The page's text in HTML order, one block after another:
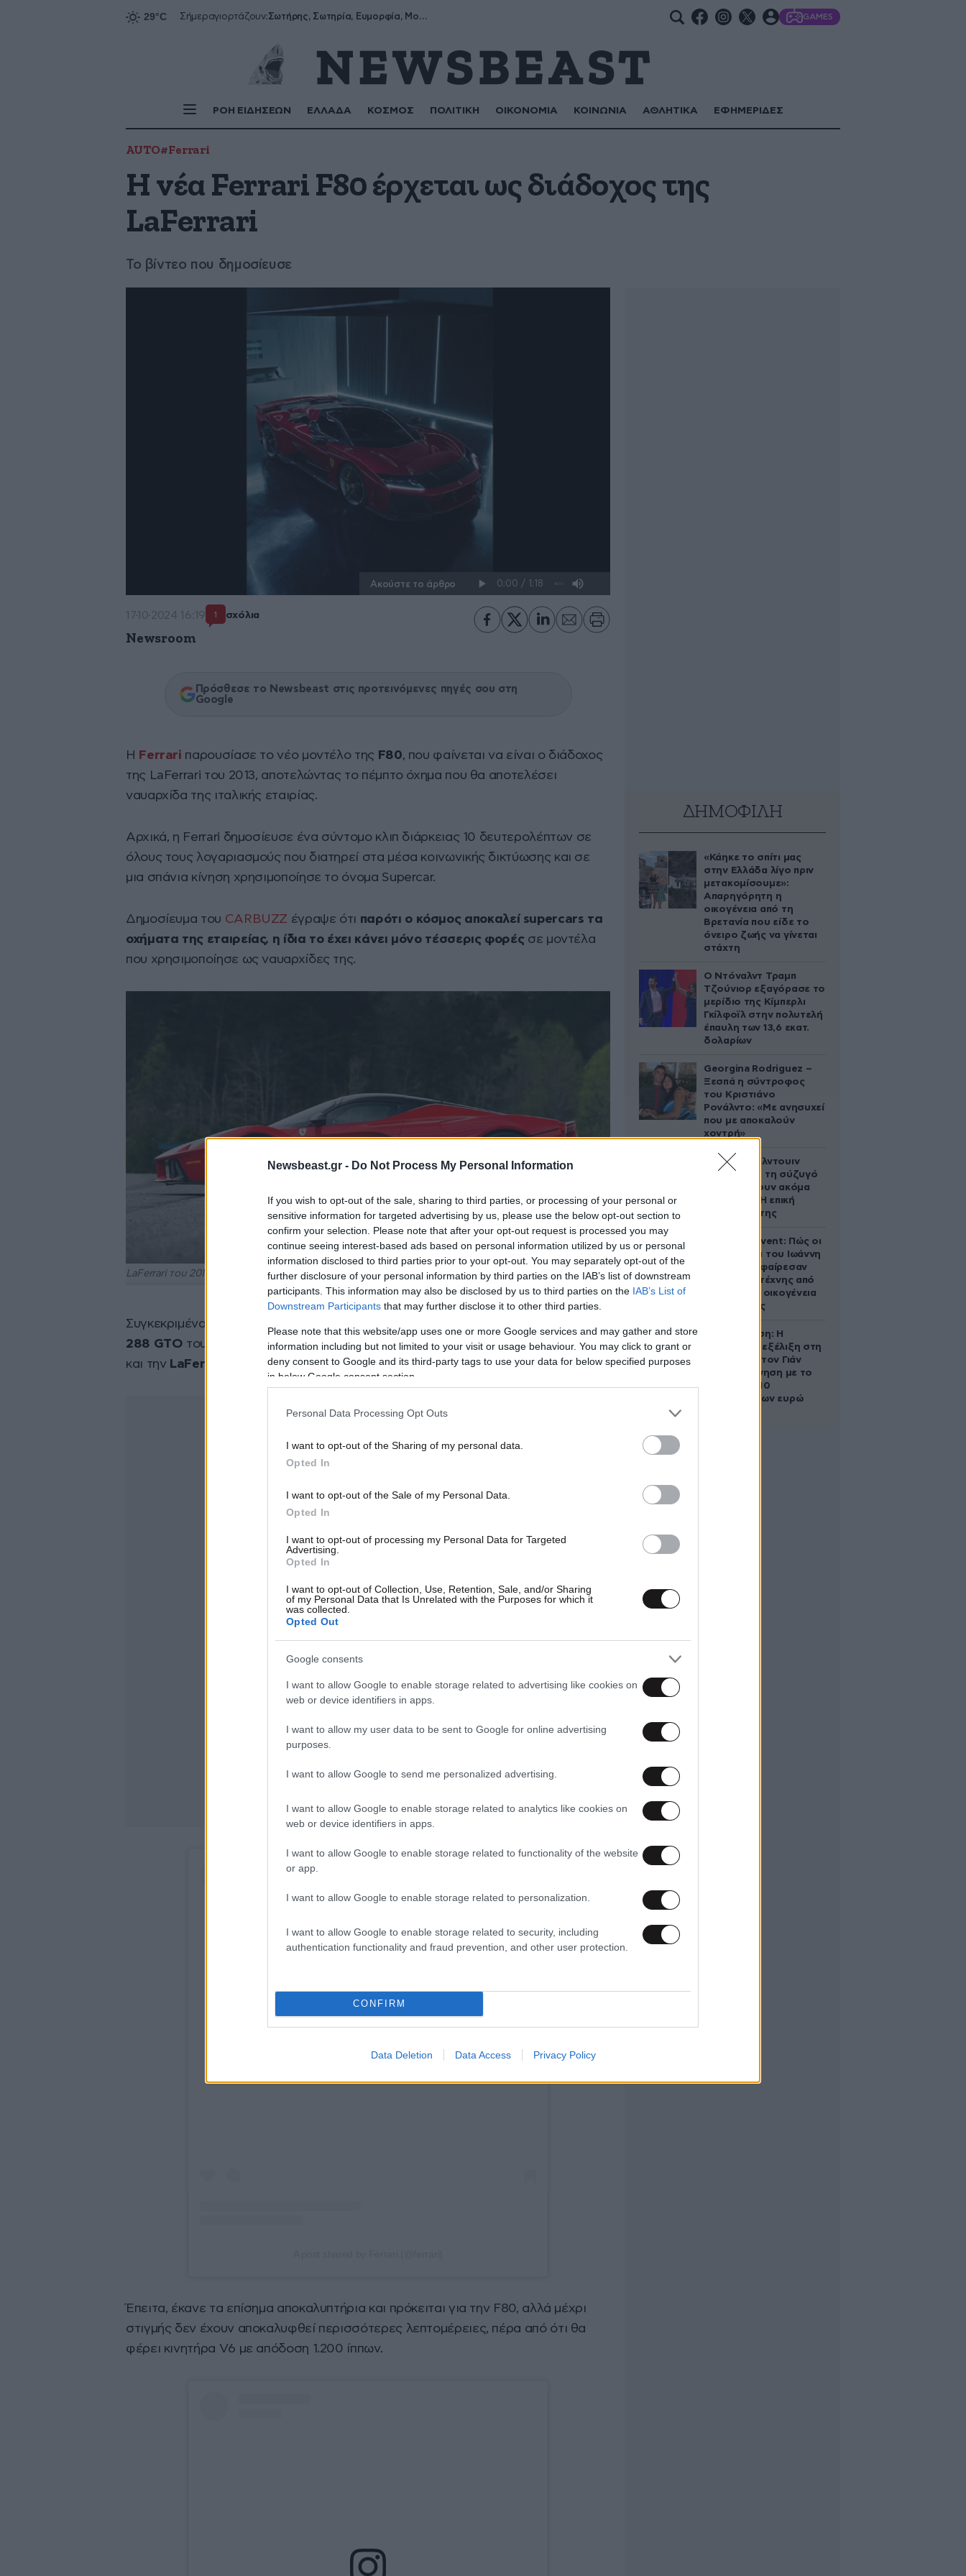
Newsbeast.gr - Do Not Process My Personal Information
If you wish to opt-out of the sale, sharing to third parties, or processing of your personal or
sensitive information for targeted advertising by us, please use the below opt-out section to
confirm your selection. Please note that after your opt-out request is processed you may
continue seeing interest-based ads based on personal information utilized by us or personal
information disclosed to third parties prior to your opt-out. You may separately opt-out of the
further disclosure of your personal information by third parties on the IAB’s list of downstream
participants. This information may also be disclosed by us to third parties on the IAB’s List of
Downstream Participants that may further disclose it to other third parties.
Please note that this website/app uses one or more Google services and may gather and store
information including but not limited to your visit or usage behaviour. You may click to grant or
deny consent to Google and its third-party tags to use your data for below specified purposes
in below Google consent section.
Personal Data Processing Opt Outs
I want to opt-out of the Sharing of my personal data.
Opted In
I want to opt-out of the Sale of my Personal Data.
Opted In
I want to opt-out of processing my Personal Data for Targeted
Advertising.
Opted In
I want to opt-out of Collection, Use, Retention, Sale, and/or Sharing
of my Personal Data that Is Unrelated with the Purposes for which it
was collected.
Opted Out
Google consents
I want to allow Google to enable storage related to advertising like cookies on
web or device identifiers in apps.
I want to allow my user data to be sent to Google for online advertising
purposes.
I want to allow Google to send me personalized advertising.
I want to allow Google to enable storage related to analytics like cookies on
web or device identifiers in apps.
I want to allow Google to enable storage related to functionality of the website
or app.
I want to allow Google to enable storage related to personalization.
I want to allow Google to enable storage related to security, including
authentication functionality and fraud prevention, and other user protection.
CONFIRM
Data Deletion Data Access Privacy Policy
Σήμεραγιορτάζουν: Σωτήρης, Σωτηρία, Ευμορφία, Μορφούλα GAMES
ΡΟΗ ΕΙΔΗΣΕΩΝ ΕΛΛΑΔΑ ΚΟΣΜΟΣ ΠΟΛΙΤΙΚΗ ΟΙΚΟΝΟΜΙΑ ΚΟΙΝΩΝΙΑ ΑΘΛΗΤΙΚΑ ΕΦΗΜΕΡΙΔΕΣ
AUTO#Ferrari
Η νέα Ferrari F80 έρχεται ως διάδοχος της
LaFerrari
Το βίντεο που δημοσίευσε
Ακούστε το άρθρο
17·10·2024 16:19 1 σχόλια
Newsroom
Πρόσθεσε το Newsbeast στις προτεινόμενες πηγές σου στη
Google
Η Ferrari παρουσίασε το νέο μοντέλο της F80, που φαίνεται να είναι ο διάδοχος
της LaFerrari του 2013, αποτελώντας το πέμπτο όχημα που θα αποτελέσει
ναυαρχίδα της ιταλικής εταιρίας.
Αρχικά, η Ferrari δημοσίευσε ένα σύντομο κλιπ διάρκειας 10 δευτερολέπτων σε
όλους τους λογαριασμούς που διατηρεί στα μέσα κοινωνικής δικτύωσης και σε
μια σπάνια κίνηση χρησιμοποίησε το όνομα Supercar.
Δημοσίευμα του CARBUZZ έγραψε ότι παρότι ο κόσμος αποκαλεί supercars τα
οχήματα της εταιρείας, η ίδια το έχει κάνει μόνο τέσσερις φορέςσε μοντέλα
που χρησιμοποίησε ως ναυαρχίδες της.
LaFerrari του 2013
Συγκεκριμένα, η χρήση του όρου από την εταιρεία αφορούσε τα μοντέλα
288 GTO του 1984, τη F40του 1987, τηF50του 1995, τηFerrari Enzoτου 2002
και την LaFerrari του 2013.
Έπειτα, έκανε τα επίσημα αποκαλυπτήρια και πρόκειται για την F80, αλλά μέχρι
στιγμής δεν έχουν αποκαλυφθεί περισσότερες λεπτομέρειες, πέρα από ότι θα
φέρει κινητήρα V6 με απόδοση 1.200 ίππων.
ΔΗΜΟΦΙΛΗ
«Κάηκε το σπίτι μας
στην Ελλάδα λίγο πριν
μετακομίσουμε»:
Απαρηγόρητη η
οικογένεια από τη
Βρετανία που είδε το
όνειρο ζωής να γίνεται
στάχτη
Ο Ντόναλντ Τραμπ
Τζούνιορ εξαγόρασε το
μερίδιο της Κίμπερλι
Γκίλφοϊλ στην πολυτελή
έπαυλη των 13,6 εκατ.
δολαρίων
Georgina Rodriguez –
Ξεσπά η σύντροφος
του Κριστιάνο
Ρονάλντο: «Με ανησυχεί
που με αποκαλούν
χοντρή»
Ο Άλεκ Μπάλντουιν
ζήτησε από τη σύζυγό
του να κάνουν ακόμα
ένα παιδί – Η επική
αντίδρασή της
Παλάτι Marivent: Πώς οι
κληρονόμοι του Ιωάννη
Σαριδάκη αφαίρεσαν
1.300 έργα τέχνης από
τη βασιλική οικογένεια
της Ισπανίας
Αθηνά Ωνάση: Η
απρόσμενη εξέλιξη στη
διαμάχη με τον Γιάν
Τοπς – Η κίνηση με το
άλογο των 10
εκατομμυρίων ευρώ